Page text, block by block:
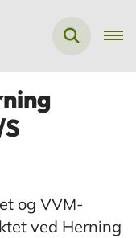
og VVM-
ved Herning